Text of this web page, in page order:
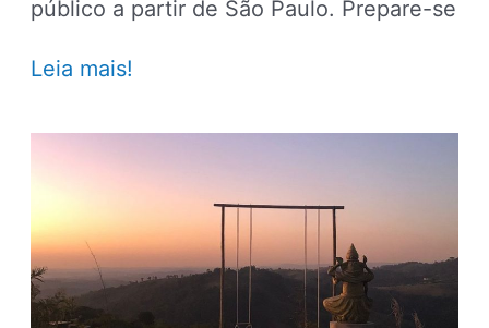
público a partir de São Paulo. Prepare-se
12
fazer
perto
de
SP
Leia mais!